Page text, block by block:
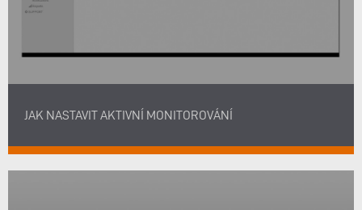
JAK NASTAVIT AKTIVNÍ MONITOROVÁNÍ